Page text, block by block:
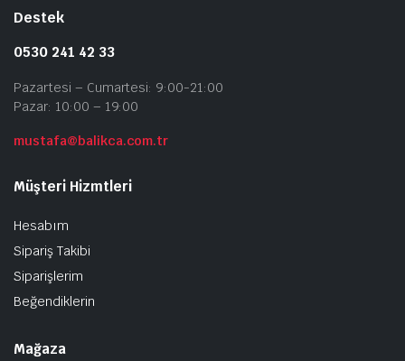
Destek
0530 241 42 33
Pazartesi – Cumartesi: 9:00-21:00
Pazar: 10:00 – 19:00
mustafa@balikca.com.tr
Müşteri Hizmtleri
Hesabım
Sipariş Takibi
Siparişlerim
Beğendiklerin
Mağaza